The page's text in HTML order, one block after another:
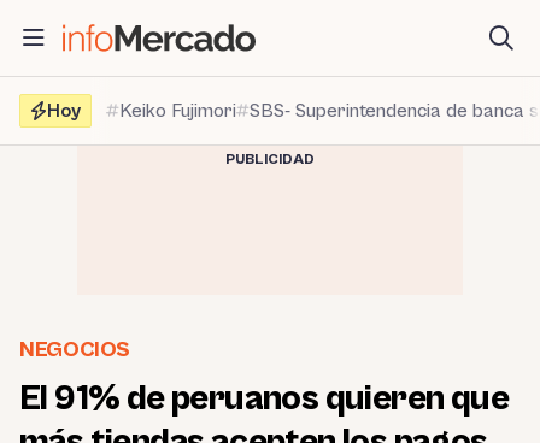
contenido
Hoy
Keiko Fujimori SBS- Superintendencia de banca
PUBLICIDAD
NEGOCIOS
El 91% de peruanos quieren que